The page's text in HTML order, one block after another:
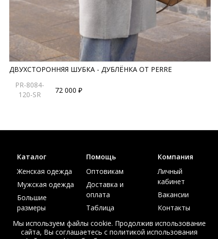
ДВУХСТОРОННЯЯ ШУБКА - ДУБЛЁНКА ОТ PERRE
PR-8084-
120-SR
72 000 ₽
Каталог
Женская одежда
Мужская одежда
Большие
размеры
Акции
Помощь
Оптовикам
Доставка и
оплата
Таблица
Компания
Личный
кабинет
Вакансии
Контакты
Мы используем файлы cookie. Продолжив использование
сайта, Вы соглашаетесь с политикой использования